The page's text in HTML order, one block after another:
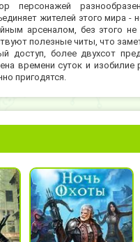
персонажей
жителей этого мира
арсеналом, без этого
полезные читы, что
доступ, более двухсот
времени суток и
пригодятся.